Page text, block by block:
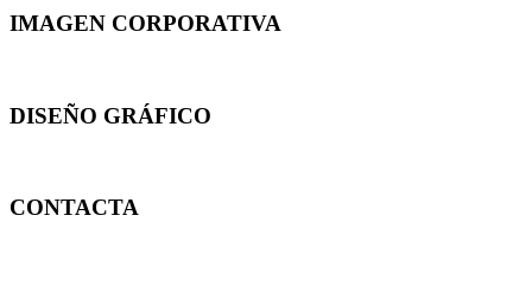
IMAGEN CORPORATIVA
DISEÑO GRÁFICO
CONTACTA